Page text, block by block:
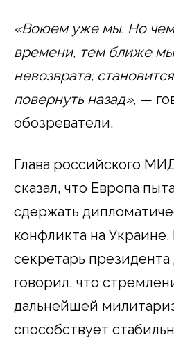
«Воюем уже мы. Но
времени, тем ближе
невозврата;
повернуть назад», —
обозреватели.
Глава российского
сказал, что Европа
сдержать
конфликта на
секретарь
говорил, что
дальнейшей
способствует